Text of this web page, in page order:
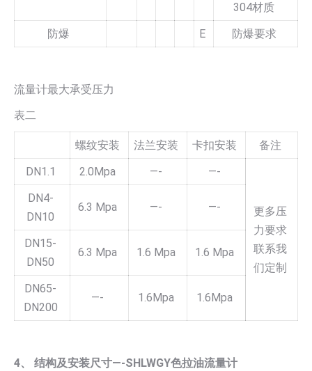
304材质
防爆
E 防爆要求
流量计最大承受压力
表二
螺纹安装 法兰安装 卡扣安装
备注
DN1.1
2.0Mpa —- —-
更多压
力要求
联系我
们定制
DN4-
DN10
6.3 Mpa —- —-
DN15-
DN50
6.3 Mpa 1.6 Mpa 1.6 Mpa
DN65-
DN200
—- 1.6Mpa 1.6Mpa
4、 结构及安装尺寸—-SHLWGY色拉油流量计